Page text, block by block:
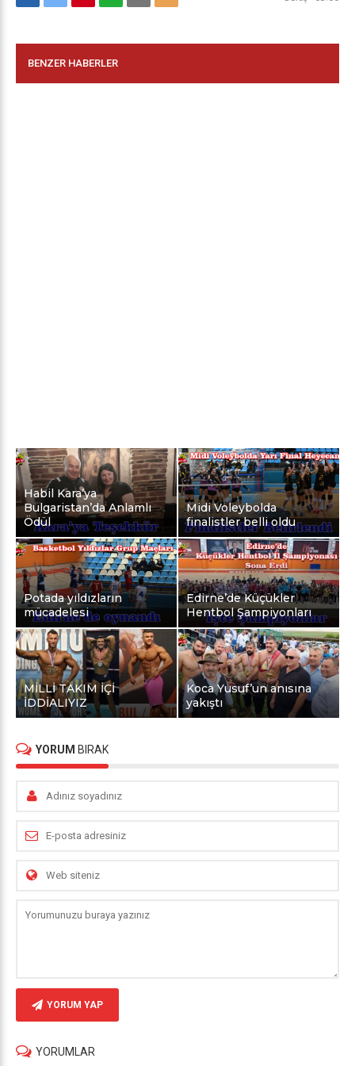
BENZER HABERLER
Habil Kara’ya
Bulgaristan’da Anlamlı
Ödül
Midi Voleybolda
finalistler belli oldu
Potada yıldızların
mücadelesi
Edirne’de Küçükler
Hentbol Şampiyonları
MİLLİ TAKIM İÇİ
İDDİALIYIZ
Koca Yusuf’un anısına
yakıştı
YORUM BIRAK
YORUM YAP
YORUMLAR